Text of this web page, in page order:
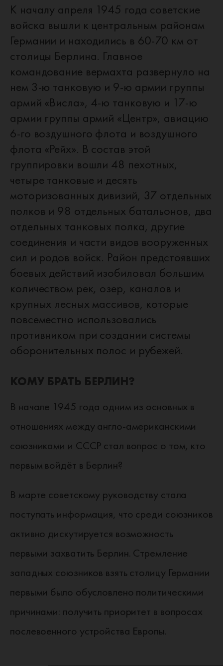
К началу апреля 1945 года советские
войска вышли к центральным районам
Германии и находились в 60-70 км от
столицы Берлина. Главное
командование вермахта развернуло на
нем 3-ю танковую и 9-ю армии группы
армий «Висла», 4-ю танковую и 17-ю
армии группы армий «Центр», авиацию
6-го воздушного флота и воздушного
флота «Рейх». В состав этой
группировки вошли 48 пехотных,
четыре танковые и десять
моторизованных дивизий, 37 отдельных
полков и 98 отдельных батальонов, два
отдельных танковых полка, другие
соединения и части видов вооруженных
сил и родов войск. Район предстоявших
боевых действий изобиловал большим
количеством рек, озер, каналов и
крупных лесных массивов, которые
повсеместно использовались
противником при создании системы
оборонительных полос и рубежей.
КОМУ БРАТЬ БЕРЛИН?
В начале 1945 года одним из основных в
отношениях между англо-американскими
союзниками и СССР стал вопрос о том, кто
первым войдёт в Берлин?
В марте советскому руководству стала
поступать информация, что среди союзников
активно дискутируется возможность
первыми захватить Берлин. Стремление
западных союзников взять столицу Германии
первыми было обусловлено политическими
причинами: получить приоритет в вопросах
послевоенного устройства Европы.